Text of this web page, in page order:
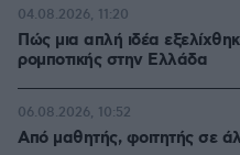
Πώς μια απλή ιδέα
ρομποτικής στην Ελλάδα
04.08.2026, 11:20
Από μαθητής, φοιτητής σε
06.08.2026, 10:52